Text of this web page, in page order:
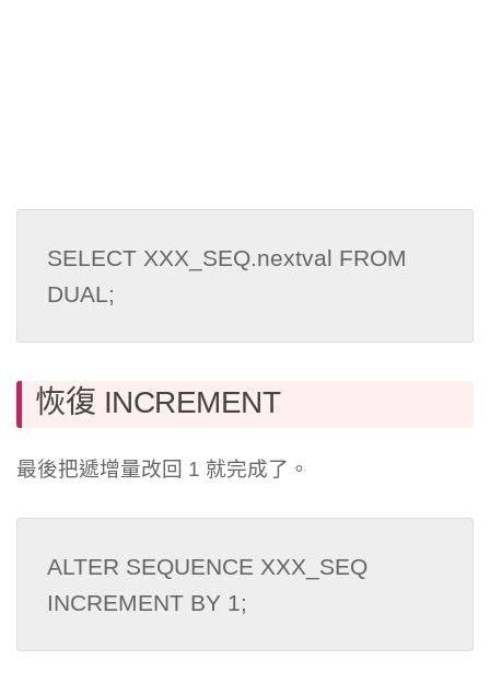
SELECT XXX_SEQ.nextval FROM
DUAL;
恢復 INCREMENT
最後把遞增量改回 1 就完成了。
ALTER SEQUENCE XXX_SEQ
INCREMENT BY 1;